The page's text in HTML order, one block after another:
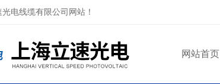
电线缆有限公司网站！
网站首页